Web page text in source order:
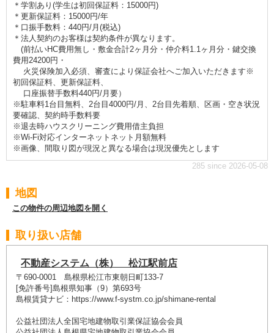
＊学割あり(学生は初回保証料：15000円)
＊更新保証料：15000円/年
＊口振手数料：440円/月(税込)
＊法人契約のお客様は契約条件が異なります。
(前払いHC費用無し・敷金合計2ヶ月分・仲介料1.1ヶ月分・鍵交換
費用24200円・
火災保険加入必須、審査により保証会社へご加入いただきます※
初回保証料、更新保証料、
口座振替手数料440円/月要）
※駐車料1台目無料、2台目4000円/月、2台目先着順、区画・空き状況
要確認、契約時手数料要
※退去時ハウスクリーニング費用借主負担
※Wi-Fi対応インターネットネット月額無料
※画像、間取り図が現況と異なる場合は現況優先とします
285 since 2026-05-08
地図
この物件の周辺地図を開く
取り扱い店舗
不動産システム（株） 松江駅前店
〒690-0001 島根県松江市東朝日町133-7
[免許番号]島根県知事（9）第693号
島根賃貸ナビ：https://www.f-systm.co.jp/shimane-rental
公益社団法人全国宅地建物取引業保証協会会員